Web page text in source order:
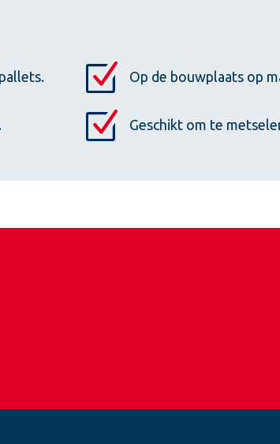
of te zagen.
een pleisterlaag van circa 10 mm dik.
Op de bouwplaats op
Geschikt om te